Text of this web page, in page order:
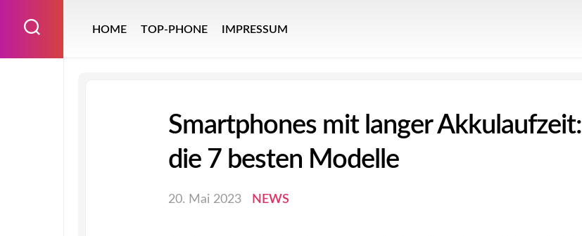
HOME TOP-PHONE IMPRESSUM
Smartphones mit langer Akkulaufzeit:
die 7 besten Modelle
20. Mai 2023 NEWS